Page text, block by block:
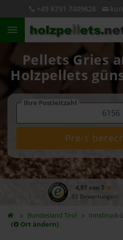
+49 8731 7409626
Pellets Gries
Holzpellets
Ihre Postleitzahl
Preis
4,97 von 5
83 Bewertungen
Bundesland Tirol Innsbruck-
(
Ort ändern)